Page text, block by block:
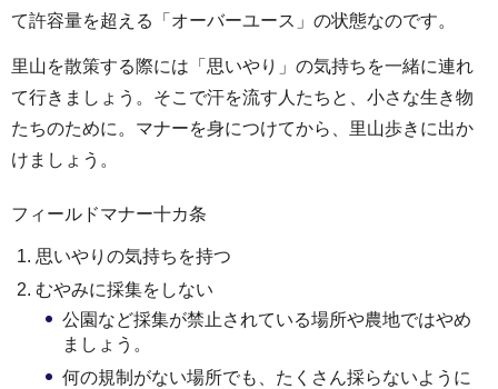
て許容量を超える「オーバーユース」の状態なのです。
里山を散策する際には「思いやり」の気持ちを一緒に連れ
て行きましょう。そこで汗を流す人たちと、小さな生き物
たちのために。マナーを身につけてから、里山歩きに出か
けましょう。
フィールドマナー十カ条
思いやりの気持ちを持つ
むやみに採集をしない
公園など採集が禁止されている場所や農地ではやめ
ましょう。
何の規制がない場所でも、たくさん採らないように